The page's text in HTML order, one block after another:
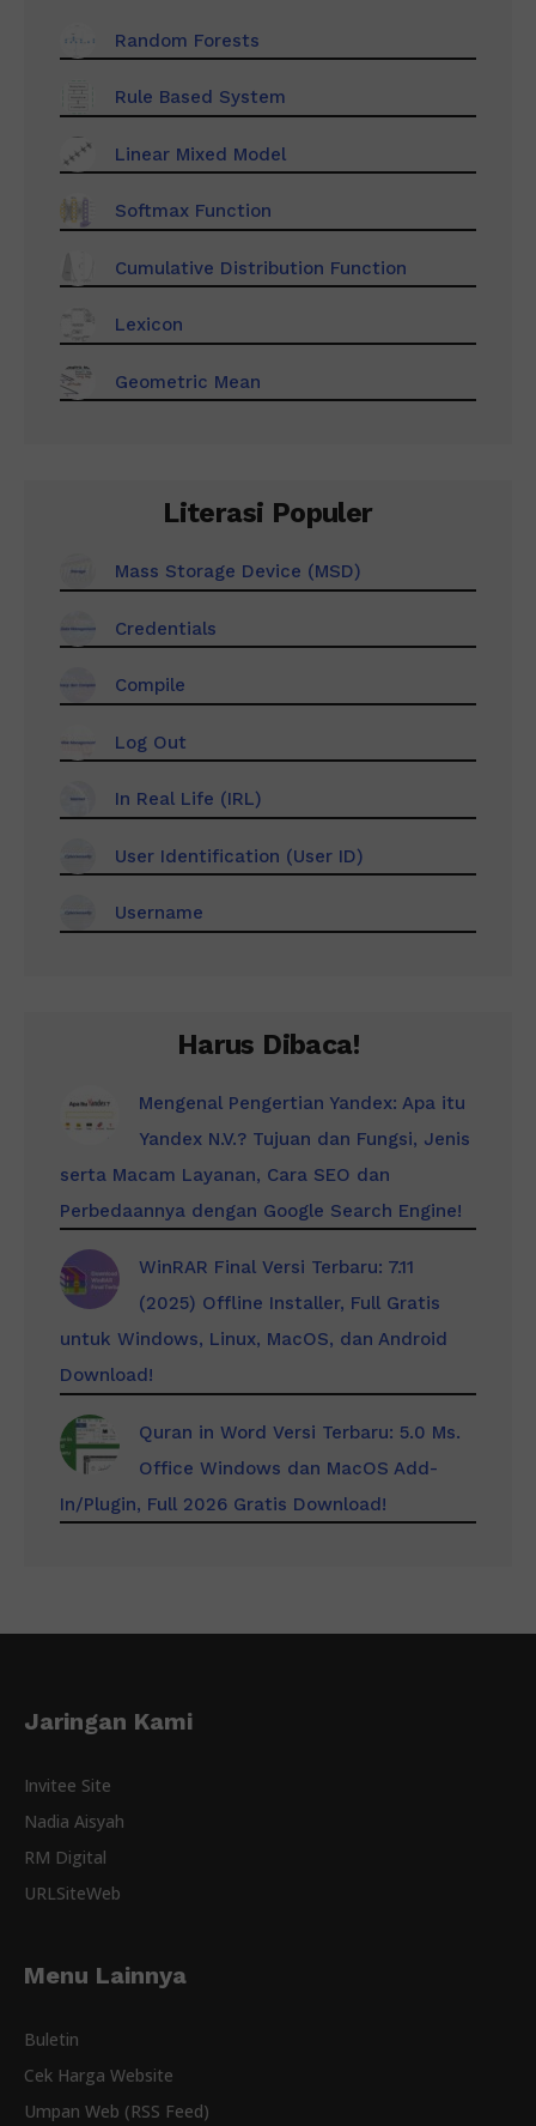
Random Forests
Rule Based System
Linear Mixed Model
Softmax Function
Cumulative Distribution Function
Lexicon
Geometric Mean
Literasi Populer
Mass Storage Device (MSD)
Credentials
Compile
Log Out
In Real Life (IRL)
User Identification (User ID)
Username
Harus Dibaca!
Mengenal Pengertian Yandex: Apa itu
Yandex N.V.? Tujuan dan Fungsi, Jenis
serta Macam Layanan, Cara SEO dan
Perbedaannya dengan Google Search Engine!
WinRAR Final Versi Terbaru: 7.11
(2025) Offline Installer, Full Gratis
untuk Windows, Linux, MacOS, dan Android
Download!
Quran in Word Versi Terbaru: 5.0 Ms.
Office Windows dan MacOS Add-
In/Plugin, Full 2026 Gratis Download!
Jaringan Kami
Invitee Site
Nadia Aisyah
RM Digital
URLSiteWeb
Menu Lainnya
Buletin
Cek Harga Website
Umpan Web (RSS Feed)